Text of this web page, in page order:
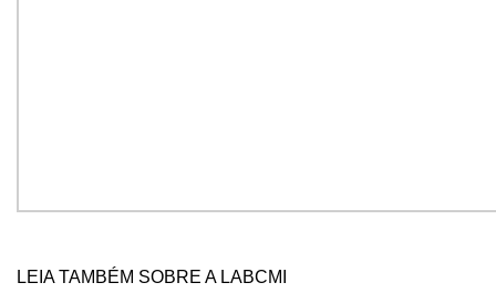
LEIA TAMBÉM SOBRE A LABCMI